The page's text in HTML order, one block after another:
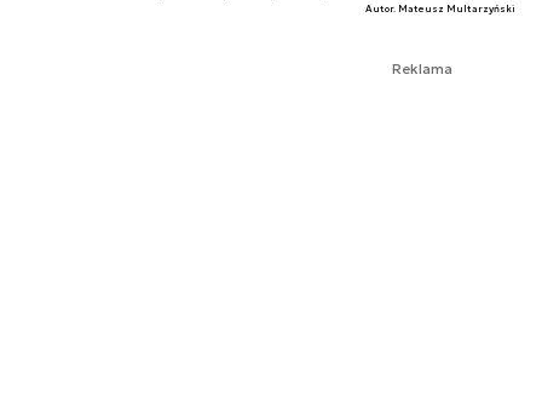
Autor. Mateusz Multarzyński
Reklama